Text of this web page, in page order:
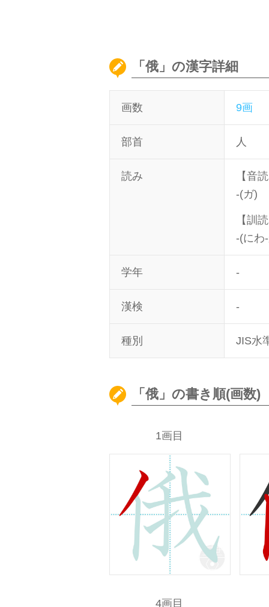
「俄」の漢字詳細
画数 9画
部首 人
読み
【音
-(ガ)
【訓
-(にわ
学年 -
漢検 -
種別 JIS水
「俄」の書き順(画数)
1画目
4画目